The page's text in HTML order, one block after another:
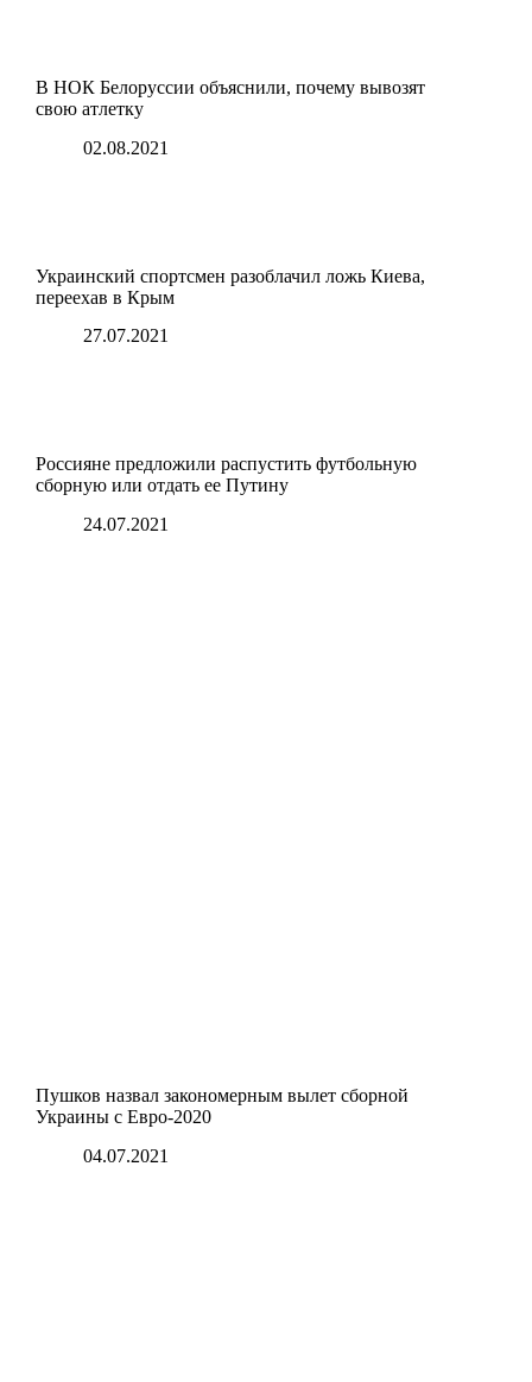
В НОК Белоруссии объяснили, почему вывозят
свою атлетку
02.08.2021
Украинский спортсмен разоблачил ложь Киева,
переехав в Крым
27.07.2021
Россияне предложили распустить футбольную
сборную или отдать ее Путину
24.07.2021
Пушков назвал закономерным вылет сборной
Украины с Евро-2020
04.07.2021